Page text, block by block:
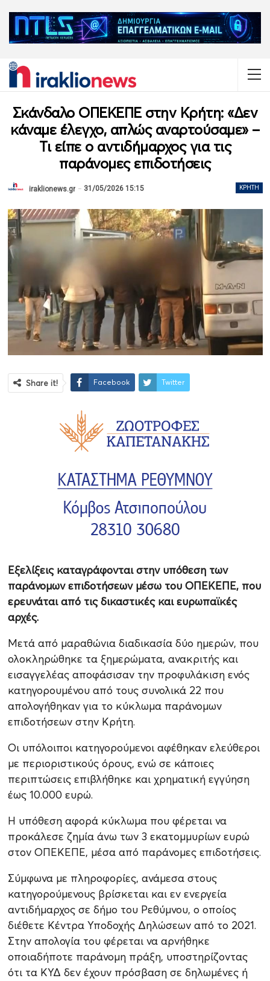
Σκάνδαλο ΟΠΕΚΕΠΕ στην Κρήτη: «Δεν
κάναμε έλεγχο, απλώς αναρτούσαμε» –
Τι είπε ο αντιδήμαρχος για τις
παράνομες επιδοτήσεις
ΚΡΉΤΗ
iraklionews.gr 31/05/2026 15:15
Share it! Facebook Twitter
Εξελίξεις καταγράφονται στην υπόθεση των
παράνομων επιδοτήσεων μέσω του ΟΠΕΚΕΠΕ, που
ερευνάται από τις δικαστικές και ευρωπαϊκές
αρχές.
Μετά από μαραθώνια διαδικασία δύο ημερών, που
ολοκληρώθηκε τα ξημερώματα, ανακριτής και
εισαγγελέας αποφάσισαν την προφυλάκιση ενός
κατηγορουμένου από τους συνολικά 22 που
απολογήθηκαν για το κύκλωμα παράνομων
επιδοτήσεων στην Κρήτη.
Οι υπόλοιποι κατηγορούμενοι αφέθηκαν ελεύθεροι
με περιοριστικούς όρους, ενώ σε κάποιες
περιπτώσεις επιβλήθηκε και χρηματική εγγύηση
έως 10.000 ευρώ.
Η υπόθεση αφορά κύκλωμα που φέρεται να
προκάλεσε ζημία άνω των 3 εκατομμυρίων ευρώ
στον ΟΠΕΚΕΠΕ, μέσα από παράνομες επιδοτήσεις.
Σύμφωνα με πληροφορίες, ανάμεσα στους
κατηγορούμενους βρίσκεται και εν ενεργεία
αντιδήμαρχος σε δήμο του Ρεθύμνου, ο οποίος
διέθετε Κέντρα Υποδοχής Δηλώσεων από το 2021.
Στην απολογία του φέρεται να αρνήθηκε
οποιαδήποτε παράνομη πράξη, υποστηρίζοντας
ότι τα ΚΥΔ δεν έχουν πρόσβαση σε δηλωμένες ή